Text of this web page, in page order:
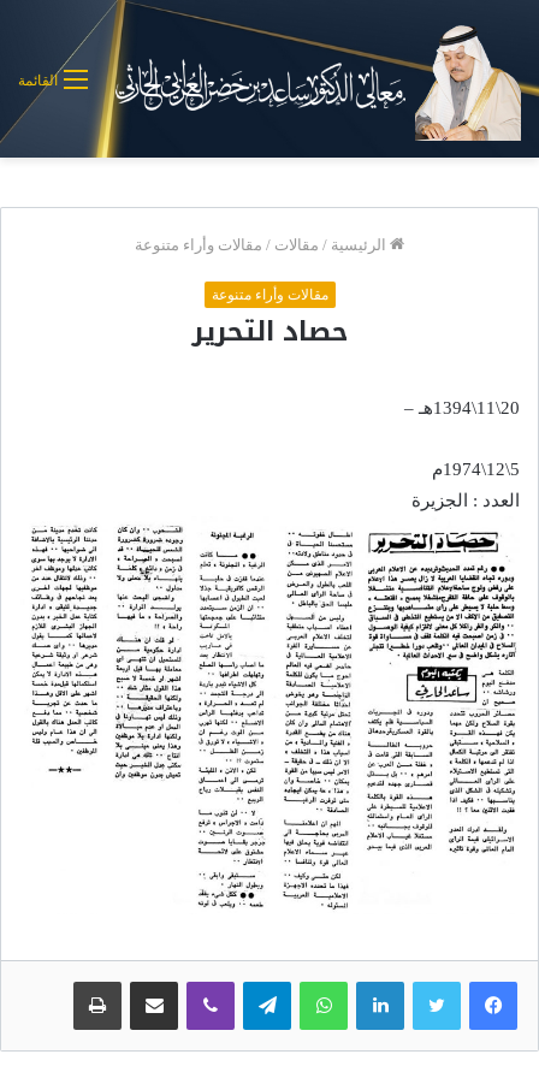
القائمة
الرئيسية / مقالات / مقالات وأراء متنوعة
مقالات وأراء متنوعة
حصاد التحرير
20\11\1394هـ –
5\12\1974م
العدد : الجزيرة
لينكدإن واتساب تيلقرام